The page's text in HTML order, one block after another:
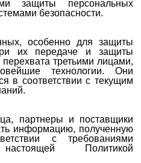
защиты персональных
безопасности.
особенно для защиты
их передаче и защиты
третьими лицами,
технологии. Они
в соответствии с текущим
партнеры и поставщики
информацию, полученную
с требованиями
Политикой